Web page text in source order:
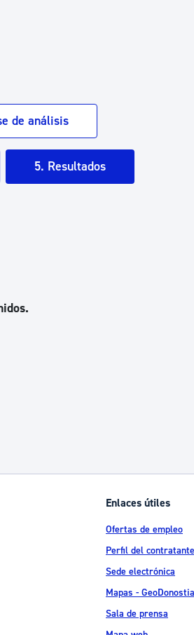
Cultura
de análisis
5. Resultados
Enlaces útiles
Ofertas de empleo
Perfil del contratante
Sede electrónica
Mapas - GeoDonostia
Sala de prensa